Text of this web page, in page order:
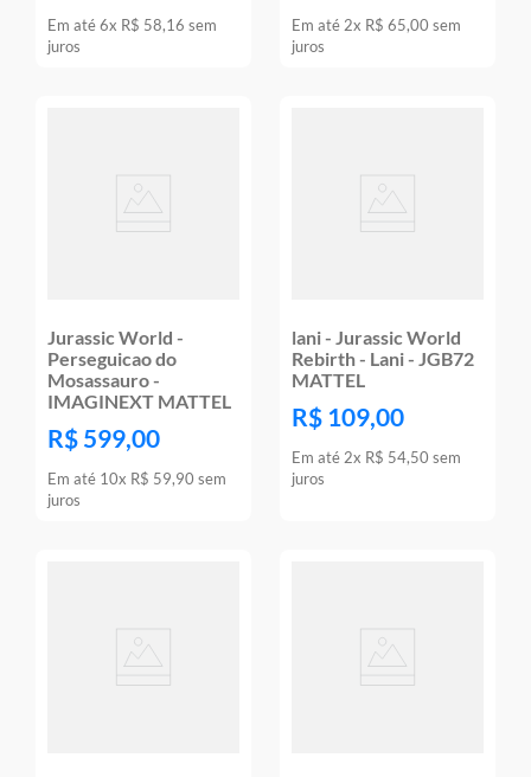
Em até6x R$ 58,16 sem
juros
Em até 2x R$ 65,00 sem
juros
Jurassic World -
Perseguicao do
Mosassauro -
IMAGINEXT MATTEL
R$ 599,00
Em até 10x R$ 59,90 sem
juros
lani - Jurassic World
Rebirth - Lani - JGB72
MATTEL
R$ 109,00
Em até 2x R$ 54,50 sem
juros